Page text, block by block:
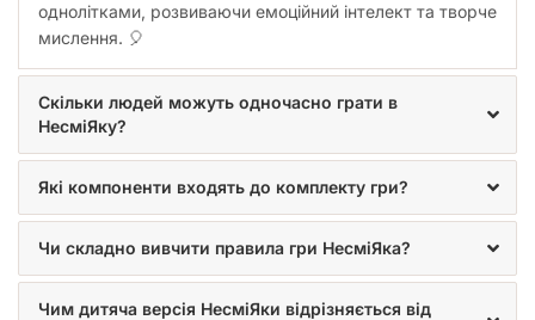
однолітками, розвиваючи емоційний інтелект та творче
мислення. 🎈
Скільки людей можуть одночасно грати в
НесміЯку?
Які компоненти входять до комплекту гри?
Чи складно вивчити правила гри НесміЯка?
Чим дитяча версія НесміЯки відрізняється від